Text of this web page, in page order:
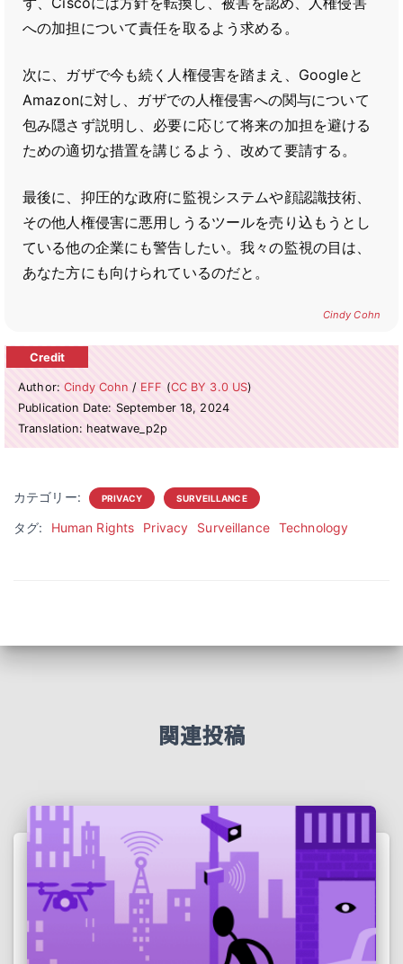
への加担について責任を取るよう求める。
次に、ガザで今も続く人権侵害を踏まえ、Googleと
Amazonに対し、ガザでの人権侵害への関与について
包み隠さず説明し、必要に応じて将来の加担を避ける
ための適切な措置を講じるよう、改めて要請する。
最後に、抑圧的な政府に監視システムや顔認識技術、
その他人権侵害に悪用しうるツールを売り込もうとし
ている他の企業にも警告したい。我々の監視の目は、
あなた方にも向けられているのだと。
Cindy Cohn
Author:Cindy Cohn / EFF (CC BY 3.0 US)
Publication Date: September 18, 2024
Translation: heatwave_p2p
カテゴリー: PRIVACY SURVEILLANCE
タグ: Human Rights Privacy Surveillance Technology
関連投稿